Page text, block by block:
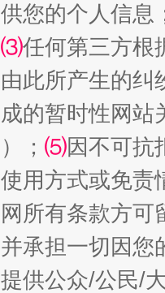
如何以
您的个人信息
⑶任何第三方根
此所产生的纠
的暂时性网
； ⑸因不可抗
用方式或免责
所有条款方
承担一切因
供公众/公民/